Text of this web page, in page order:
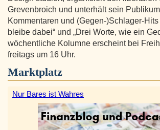
Grevenbroich und unterhält sein
Kommentaren und (Gegen-)Schlager-Hits
bleibe dabei“ und „Drei Worte, wie ein
wöchentliche Kolumne erscheint bei
freitags um 16 Uhr.
Marktplatz
Nur Bares ist Wahres